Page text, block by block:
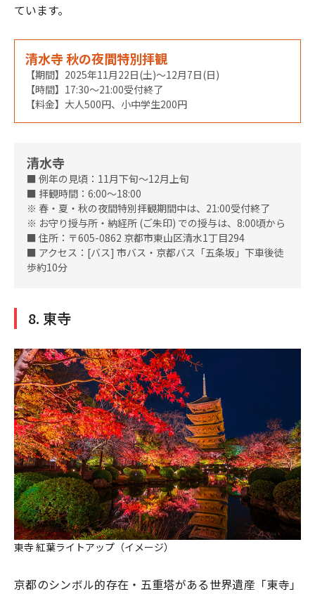
ています。
清水寺 秋の夜間特別拝観
【期間】2025年11月22日(土)～12月7日(日)
【時間】17:30～21:00受付終了
【料金】大人500円、小中学生200円
清水寺
■ 例年の見頃：11月下旬～12月上旬
■ 拝観時間：6:00～18:00
※ 春・夏・秋の夜間特別拝観期間中は、21:00受付終了
※ お守り授与所・納経所 (ご朱印) での授与は、8:00頃から
■ 住所：〒605-0862 京都市東山区清水1丁目294
■ アクセス：[バス] 市バス・京都バス「五条坂」下車後徒
歩約10分
8. 東寺
東寺 紅葉ライトアップ（イメージ）
京都のシンボル的存在・五重塔がある世界遺産「東寺」